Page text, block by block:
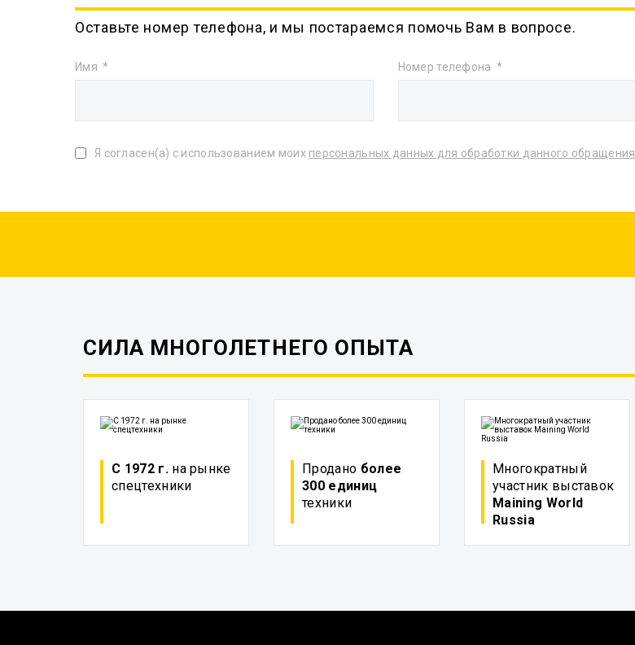
Оставьте номер телефона, и мы постараемся помочь Вам в вопросе.
Имя Номер телефона
Я согласен(а) с использованием моих персональных данных для обработки данного обращения
СИЛА МНОГОЛЕТНЕГО ОПЫТА
С 1972 г.на рынке
спецтехники
Продано более
300 единиц
техники
Многократный
участник выставок
Maining World
Russia